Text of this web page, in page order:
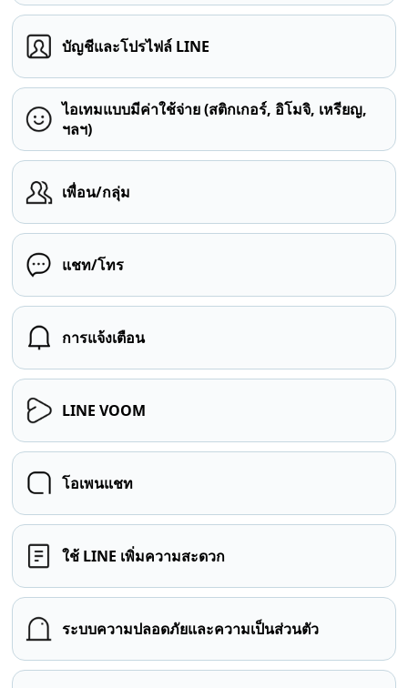
บัญชีและโปรไฟล์ LINE
ไอเทมแบบมีค่าใช้จ่าย (สติกเกอร์, อิโมจิ, เหรียญ,
ฯลฯ)
เพื่อน/กลุ่ม
แชท/โทร
การแจ้งเตือน
LINE VOOM
โอเพนแชท
ใช้ LINE เพิ่มความสะดวก
ระบบความปลอดภัยและความเป็นส่วนตัว